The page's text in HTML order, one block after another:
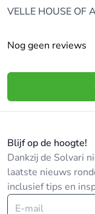
VELLE HOUSE OF
Nog geen reviews
Blijf op de hoogte!
Dankzij de Solvari
laatste nieuws
inclusief tips en